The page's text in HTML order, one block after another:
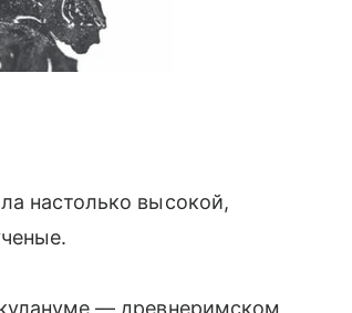
настолько высокой,
— древнеримском